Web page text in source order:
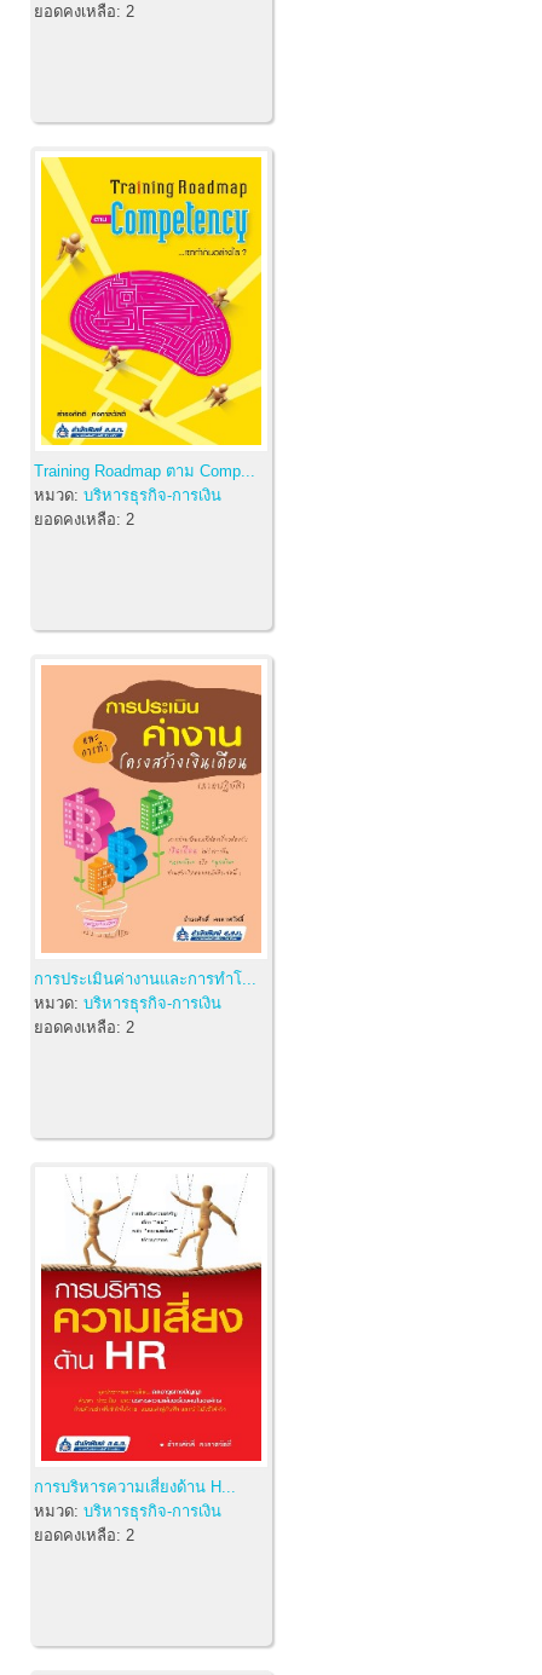
ยอดคงเหลือ: 2
Training Roadmap ตาม Comp...
หมวด: บริหารธุรกิจ-การเงิน
ยอดคงเหลือ: 2
การประเมินค่างานและการทำโ...
หมวด: บริหารธุรกิจ-การเงิน
ยอดคงเหลือ: 2
การบริหารความเสี่ยงด้าน H...
หมวด: บริหารธุรกิจ-การเงิน
ยอดคงเหลือ: 2